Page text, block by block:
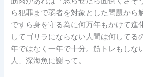
ら犯罪まで弱者を対象とした問題から
ですら身を守る為に何万年もかけて進
してゴリラにならない人間は何してる
年ではなく一年で十分。筋トレもしな
人、深海魚に謝って。